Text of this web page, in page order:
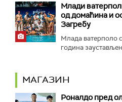
Млади
од домаћина и
Загребу
Млада ватерполо
година
МАГАЗИН
Роналдо пред